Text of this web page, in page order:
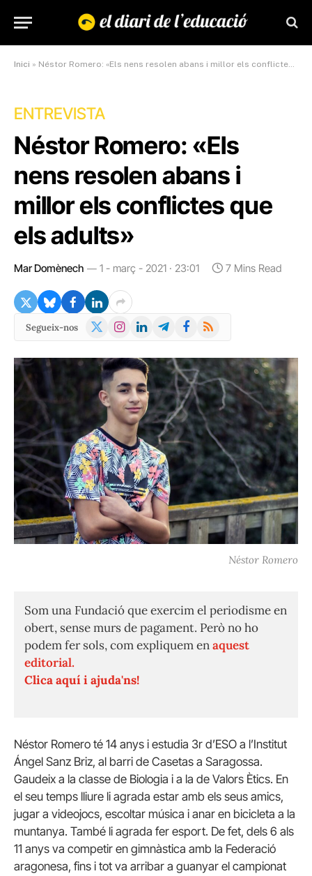
Inici » Néstor Romero: «Els nens resolen abans i millor els conflictes que els adults»
ENTREVISTA
Néstor Romero: «Els
nens resolen abans i
millor els conflictes que
els adults»
Mar Domènech 1 - març - 2021 · 23:01 7 Mins Read
Segueix-nos
X
Instagram
LinkedInTelegramFacebook
RSS
Néstor Romero
Som una Fundació que exercim el periodisme en
obert, sense murs de pagament. Però no ho
podem fer sols, com expliquem enaquest
editorial.
Clica aquí i ajuda'ns!
Néstor Romero té 14 anys i estudia 3r d’ESO a l’Institut
Ángel Sanz Briz, al barri de Casetas a Saragossa.
Gaudeix a la classe de Biologia i a la de Valors Ètics. En
el seu temps lliure li agrada estar amb els seus amics,
jugar a videojocs, escoltar música i anar en bicicleta a la
muntanya. També li agrada fer esport. De fet, dels 6 als
11 anys va competir en gimnàstica amb la Federació
aragonesa, fins i tot va arribar a guanyar el campionat